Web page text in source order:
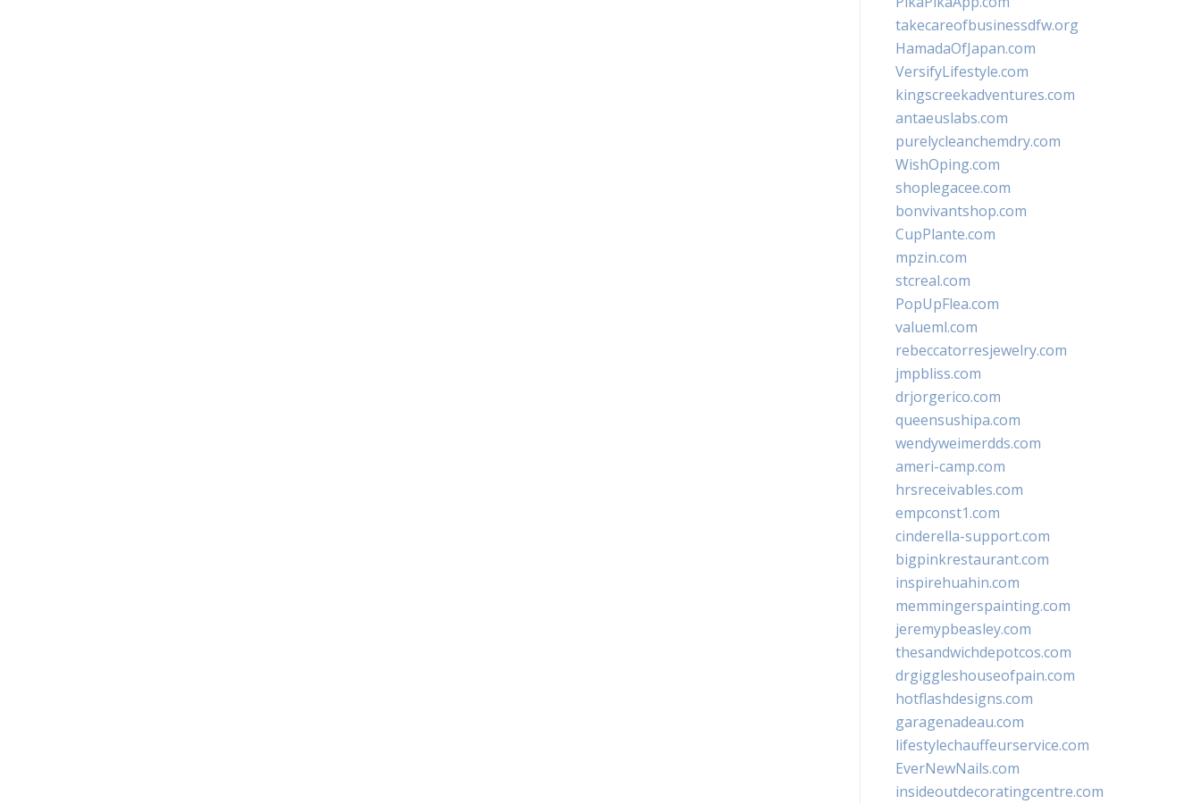
takecareofbusinessdfw.org
HamadaOfJapan.com
VersifyLifestyle.com
kingscreekadventures.com
antaeuslabs.com
purelycleanchemdry.com
WishOping.com
shoplegacee.com
bonvivantshop.com
CupPlante.com
mpzin.com
stcreal.com
PopUpFlea.com
valueml.com
rebeccatorresjewelry.com
jmpbliss.com
drjorgerico.com
queensushipa.com
wendyweimerdds.com
ameri-camp.com
hrsreceivables.com
empconst1.com
cinderella-support.com
bigpinkrestaurant.com
inspirehuahin.com
memmingerspainting.com
jeremypbeasley.com
thesandwichdepotcos.com
drgiggleshouseofpain.com
hotflashdesigns.com
garagenadeau.com
lifestylechauffeurservice.com
EverNewNails.com
insideoutdecoratingcentre.com